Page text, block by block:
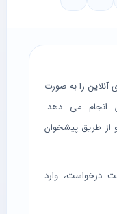
آنلاین را به صورت
انجام می دهد.
از طریق پیشخوان
درخواست، وارد